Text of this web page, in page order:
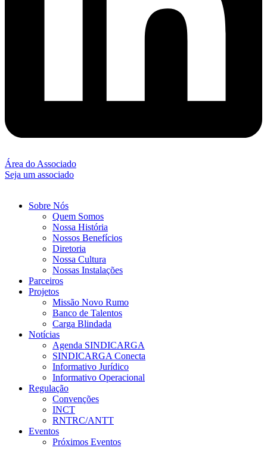
Área do Associado
Seja um associado
Sobre Nós
Quem Somos
Nossa História
Nossos Benefícios
Diretoria
Nossa Cultura
Nossas Instalações
Parceiros
Projetos
Missão Novo Rumo
Banco de Talentos
Carga Blindada
Notícias
Agenda SINDICARGA
SINDICARGA Conecta
Informativo Jurídico
Informativo Operacional
Regulação
Convenções
INCT
RNTRC/ANTT
Eventos
Próximos Eventos